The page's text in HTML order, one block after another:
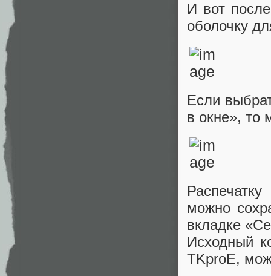
И вот
оболочку
Если
в окне»,
можно
вкладке
Исходный
TKproE,